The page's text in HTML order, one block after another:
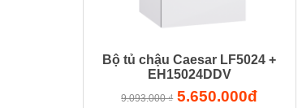
Bộ tủ chậu Caesar LF5024 +
EH15024DDV
9.093.000 ₫ 5.650.000đ